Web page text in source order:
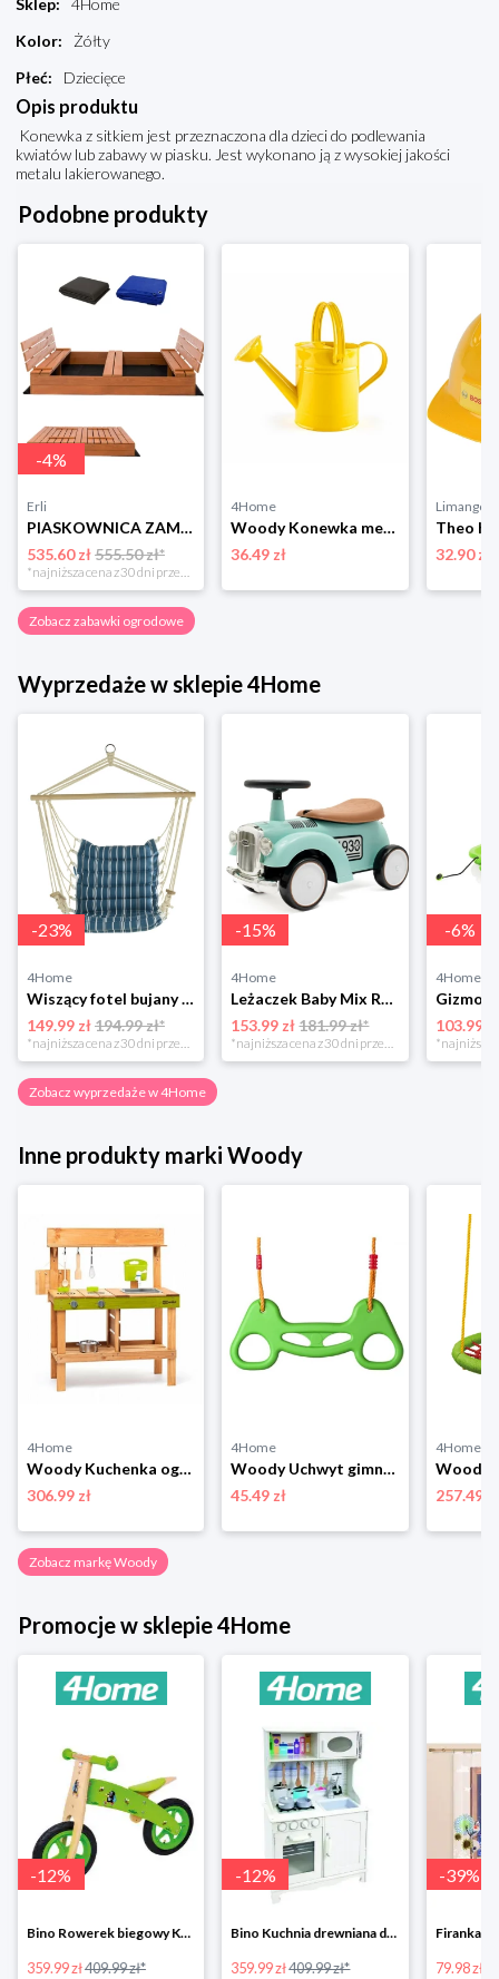
Sklep:
4Home
Kolor:
Żółty
Płeć: Dziecięce
Opis produktu
Konewka z sitkiem jest przeznaczona dla dzieci do podlewania
kwiatów lub zabawy w piasku. Jest wykonano ją z wysokiej jakości
metalu lakierowanego.
Podobne produkty
-4%
Erli
PIASKOWNICA ZAMYKANA DREWNIANA IMPREGNOWANA Z ŁAWKAMI BARDZO DUŻA 160x160cm
535.60 zł555.50 zł*
*najniższa cena z 30 dni przed obniżką
4Home
Woody Konewka metalowa z sitkiem 1,5 l, żółty
36.49 zł
Limango
32.90 zł
Zobacz zabawki ogrodowe
Wyprzedaże w sklepie 4Home
-23%
4Home
Wiszący fotel bujany Montego, drewniane podłokietniki 4-Home
149.99 zł194.99 zł*
-15%
4Home
Leżaczek Baby Mix Retro miętowy, 27 x 25 x 58 cm 4-Home
153.99 zł 181.99 zł*
-6%
4Home
103.99 zł
Zobacz wyprzedaże w 4Home
Inne produkty marki Woody
4Home
Woody Kuchenka ogrodowa dla dzieci Rosalie, 77 x 95 x 34 cm
306.99 zł
4Home
Woody Uchwyt gimnastyczny, do 80 kg
45.49 zł
4Home
257.49 zł
Zobacz markę Woody
Promocje w sklepie 4Home
-12%
Bino Rowerek biegowy Krecik
359.99 zł409.99 zł*
-12%
Bino Kuchnia drewniana dla dzieci Provence
359.99 zł409.99 zł*
-39%
79.98 zł